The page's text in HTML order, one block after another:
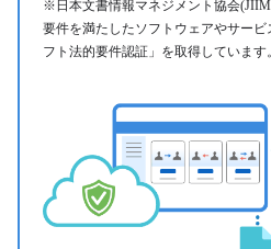
※⽇本⽂書情報マネジメント協会
要件を満たしたソフトウェアやサー
フト法的要件認証」を取得しています。